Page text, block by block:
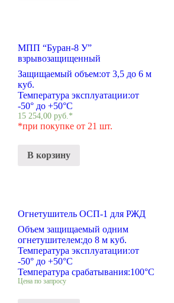
МПП “Буран-8 У”
взрывозащищенный
Защищаемый объем:от 3,5 до 6 м
куб.
Температура эксплуатации:от
-50° до +50°С
15 254,00руб. *
*при покупке от 21 шт.
В корзину
Огнетушитель ОСП-1 для РЖД
Объем защищаемый одним
огнетушителем:до 8 м куб.
Температура эксплуатации:от
-50° до +50°С
Температура срабатывания:100°С
Цена по запросу